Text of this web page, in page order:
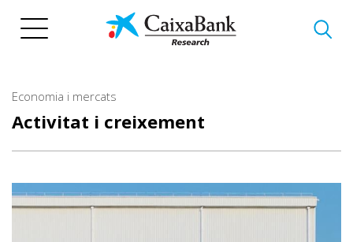
Economia i mercats
Activitat i creixement